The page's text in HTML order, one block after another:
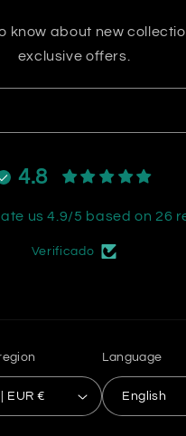
know about new
exclusive offers.
4.8
us 4.9/5 based on 26
Verificado
Spain | EUR €
Language
English